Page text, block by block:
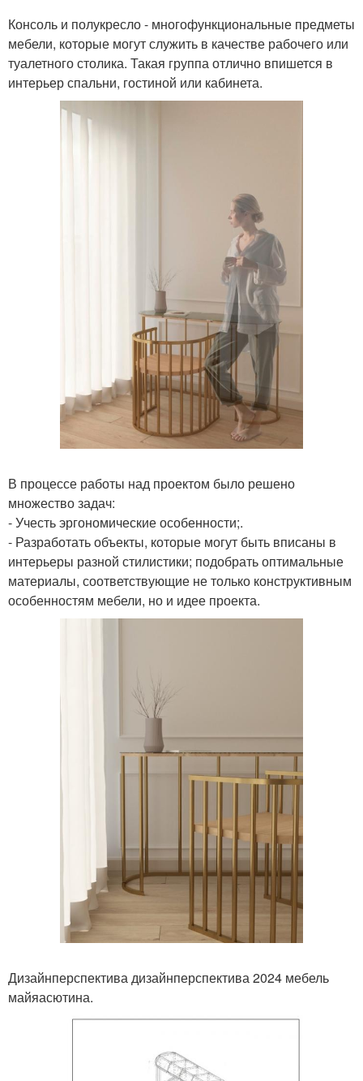
Консоль и полукресло - многофункциональные предметы
мебели, которые могут служить в качестве рабочего или
туалетного столика. Такая группа отлично впишется в
интерьер спальни, гостиной или кабинета.
В процессе работы над проектом было решено
множество задач:
- Учесть эргономические особенности;.
- Разработать объекты, которые могут быть вписаны в
интерьеры разной стилистики; подобрать оптимальные
материалы, соответствующие не только конструктивным
особенностям мебели, но и идее проекта.
Дизайнперспектива дизайнперспектива 2024 мебель
майяасютина.